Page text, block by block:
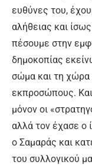
ευθύνες του,
αλήθειας και
πέσουμε στην
δημοκοπίας
σώμα και τη χώρα
εκπροσώπους.
μόνον οι
αλλά τον έχασε ο
ο Σαμαράς και
του συλλογικού